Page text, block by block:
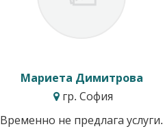
Мариета Димитрова
гр. София
Временно не предлага услуги.